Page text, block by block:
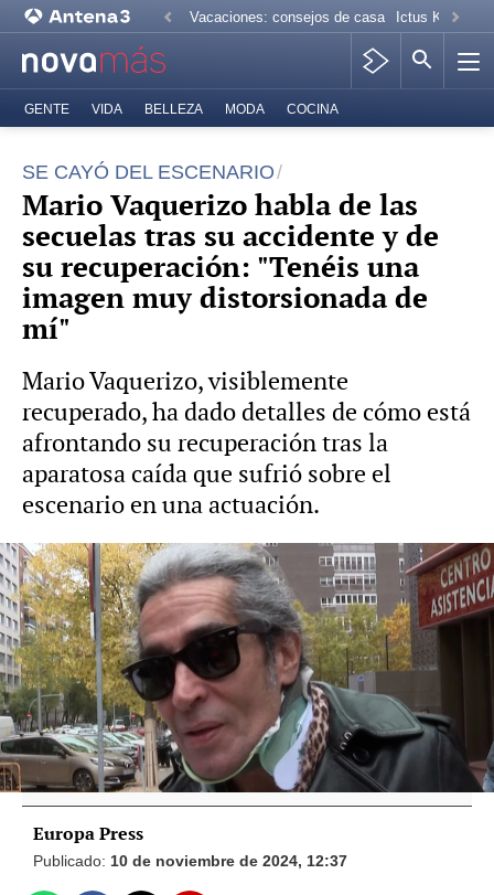
Vacaciones: consejos de casa Ictus Kiko
GENTE VIDA BELLEZA MODA COCINA
SE CAYÓ DEL ESCENARIO
Mario Vaquerizo habla de las
secuelas tras su accidente y de
su recuperación: "Tenéis una
imagen muy distorsionada de
mí"
Mario Vaquerizo, visiblemente
recuperado, ha dado detalles de cómo está
afrontando su recuperación tras la
aparatosa caída que sufrió sobre el
escenario en una actuación.
Vídeo: Europa Press | Foto: Europa Press
Mario Vaquerizo recibe el alta después de
un segundo ingreso: "La caída podría
haber sido mortal"
Europa Press
Publicado: 10 de noviembre de 2024, 12:37